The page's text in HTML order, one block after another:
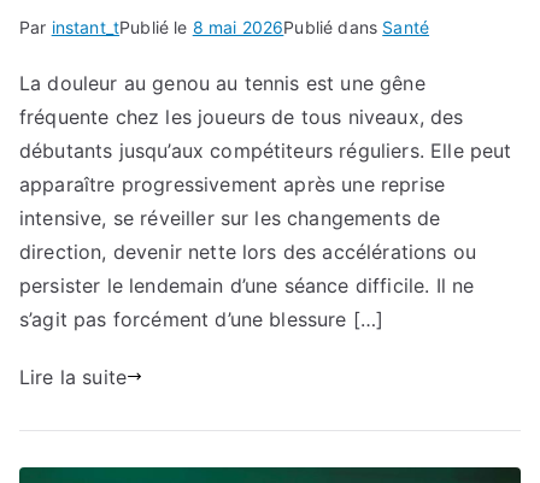
Par instant_tPublié le 8 mai 2026Publié dans Santé
La douleur au genou au tennis est une gêne
fréquente chez les joueurs de tous niveaux, des
débutants jusqu’aux compétiteurs réguliers. Elle peut
apparaître progressivement après une reprise
intensive, se réveiller sur les changements de
direction, devenir nette lors des accélérations ou
persister le lendemain d’une séance difficile. Il ne
s’agit pas forcément d’une blessure […]
Lire la suite